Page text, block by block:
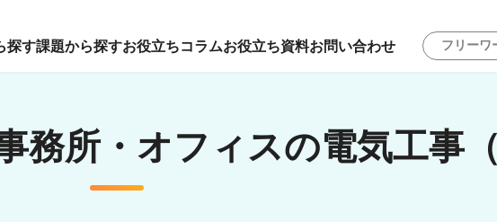
探す課題から探すお役立ちコラムお役立ち資料お問い合わせ
務所・オフィスの電気工事（